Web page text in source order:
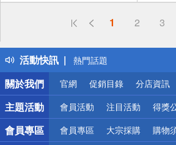
1 2 3
活動快訊
偏遠地區配送
得獎公告
熱門話題
銀行優惠
偏遠地區配送
詐騙網頁！請小心！
關於我們
官網 促銷目錄 分店資訊
主題活動 會員活動 注目活動 得獎
會員專區 會員專區 大宗採購 購物